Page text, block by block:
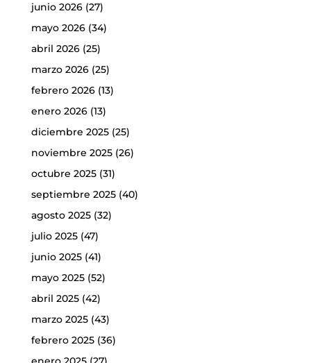
junio 2026(27)
mayo 2026(34)
abril 2026(25)
marzo 2026(25)
febrero 2026(13)
enero 2026(13)
diciembre 2025(25)
noviembre 2025(26)
octubre 2025(31)
septiembre 2025(40)
agosto 2025(32)
julio 2025(47)
junio 2025(41)
mayo 2025(52)
abril 2025(42)
marzo 2025(43)
febrero 2025(36)